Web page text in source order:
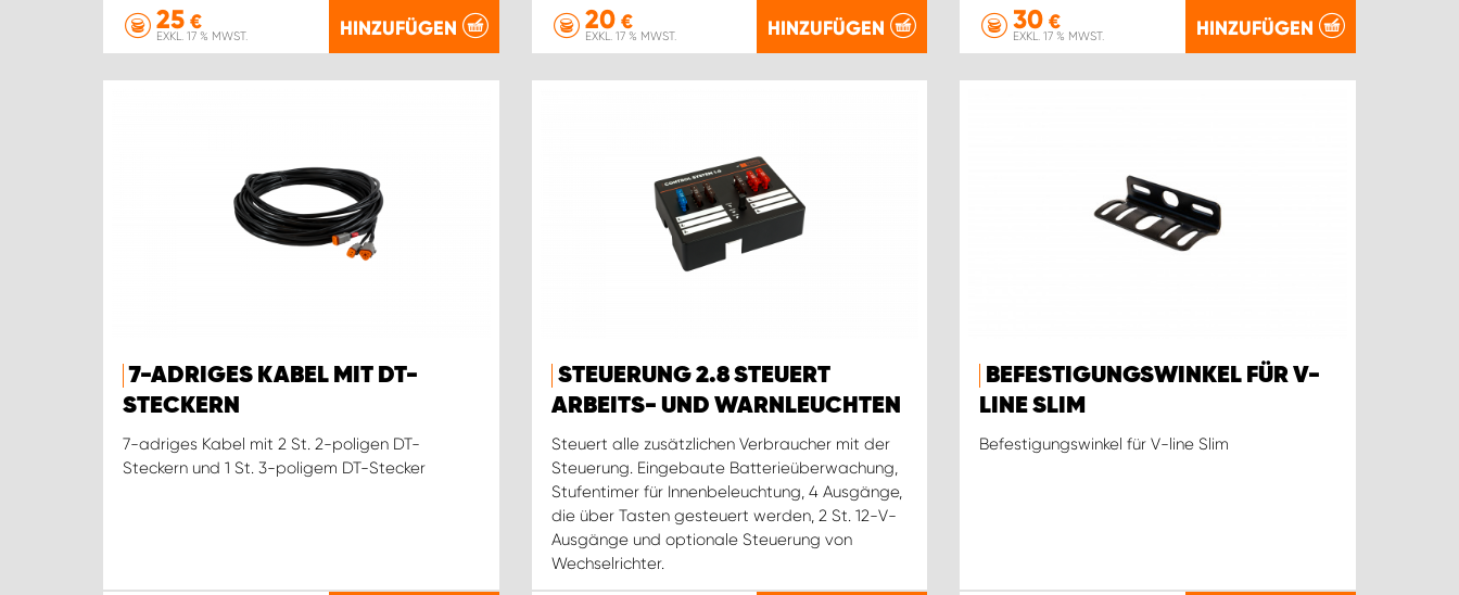
25 €
EXKL. 17 % MWST. HINZUFÜGEN 20€
EXKL. 17 % MWST. HINZUFÜGEN 30 €
EXKL. 17 % MWST. HINZUFÜGEN
7-ADRIGES KABEL MIT DT-
STECKERN
7-adriges Kabel mit 2 St. 2-poligen DT-
Steckern und 1 St. 3-poligem DT-Stecker
STEUERUNG 2.8 STEUERT
ARBEITS- UND WARNLEUCHTEN
Steuert alle zusätzlichen Verbraucher mit der
Steuerung. Eingebaute Batterieüberwachung,
Stufentimer für Innenbeleuchtung, 4 Ausgänge,
die über Tasten gesteuert werden, 2 St. 12-V-
Ausgänge und optionale Steuerung von
Wechselrichter.
BEFESTIGUNGSWINKEL FÜR V-
LINE SLIM
Befestigungswinkel für V-line Slim